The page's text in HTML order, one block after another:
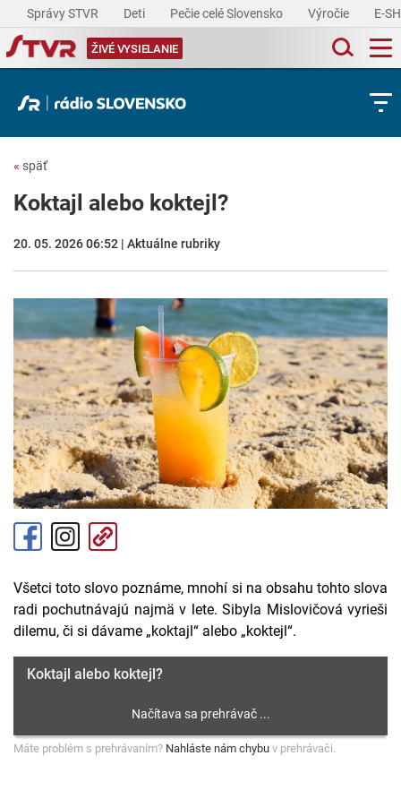
Správy STVR Deti Pečie celé Slovensko Výročie E-
ŽIVÉ VYSIELANIE
« späť
Koktajl alebo koktejl?
20. 05. 2026 06:52 | Aktuálne rubriky
Všetci toto slovo poznáme, mnohí si na obsahu tohto slova
radi pochutnávajú najmä v lete. Sibyla Mislovičová vyrieši
dilemu, či si dávame „koktajl“ alebo „koktejl“.
Koktajl alebo koktejl?
Máte problém s prehrávaním? Nahláste nám chybu v prehrávači.